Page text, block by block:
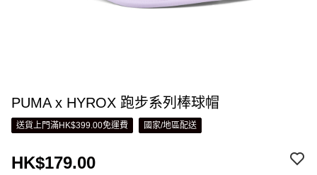
PUMA x HYROX 跑步系列棒球帽
送貨上門滿HK$399.00免運費 國家/地區配送
HK$179.00